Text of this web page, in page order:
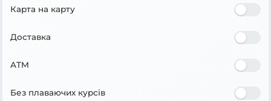
Карта на карту
Доставка
ATM
Без плаваючих курсів